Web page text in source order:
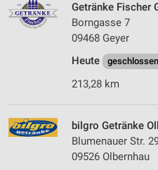
Getränke Fischer
Borngasse 7
09468 Geyer
Heute
geschlossen
213,28 km
bilgro Getränke
Blumenauer Str.
09526 Olbernhau